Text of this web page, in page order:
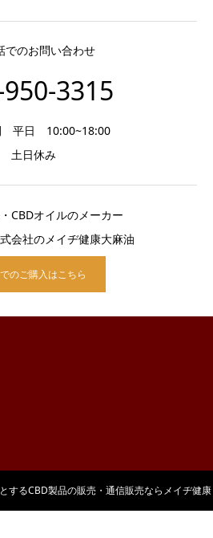
でのお問い合わせ
3315
平日 10:00~18:00
土日休み
CBDオイルのメーカー
会社のメイヂ健康大麻油
のご購入はこちら
するCBD製品の販売・通信販売ならメイヂ健康